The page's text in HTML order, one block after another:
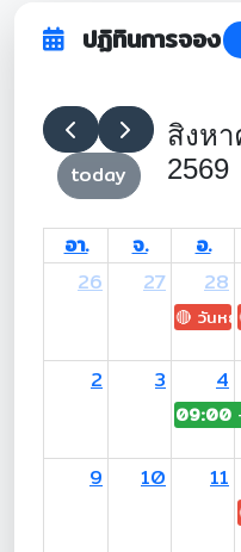
ปฏิทินการจอง
today
สิงห
2569
อา. จ. อ.
26
27 28
🔴 วันห
2 3 4
09:00
9 10 11